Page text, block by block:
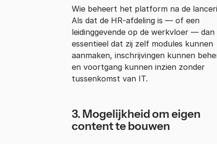
Wie beheert het platform na de
Als dat de HR-afdeling is — of een
leidinggevende op de werkvloer — dan
essentieel dat zij zelf modules kunnen
aanmaken, inschrijvingen kunnen
en voortgang kunnen inzien zonder
tussenkomst van IT.
3. Mogelijkheid om eigen
content te bouwen